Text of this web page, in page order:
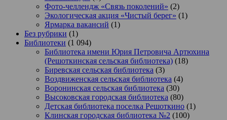
Фото-челлендж «Связь поколений» (2)
Экологическая акция «Чистый берег» (1)
Ярмарка вакансий (1)
Без рубрики (1)
Библиотеки (1 094)
Библиотека имени Юрия Петровича Артюхина
(Решоткинская сельская библиотека) (18)
Биревская сельская библиотека (3)
Воздвиженская сельская библиотека (4)
Воронинская сельская библиотека (30)
Высоковская городская библиотека (80)
Детская библиотека поселка Решоткино (1)
Клинская городская библиотека №2 (100)